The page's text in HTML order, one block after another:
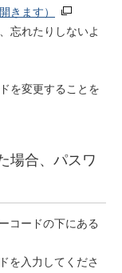
きます）
忘れたりしないよ
を変更することを
場合、パスワ
コードの下にある
を入力してくださ